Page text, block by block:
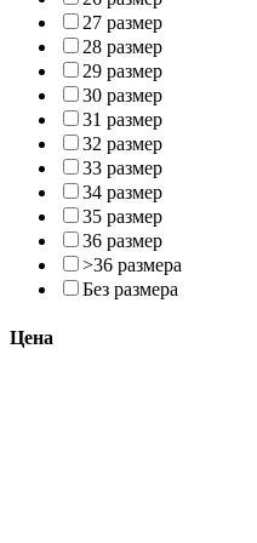
27 размер
28 размер
29 размер
30 размер
31 размер
32 размер
33 размер
34 размер
35 размер
36 размер
>36 размера
Без размера
Цена